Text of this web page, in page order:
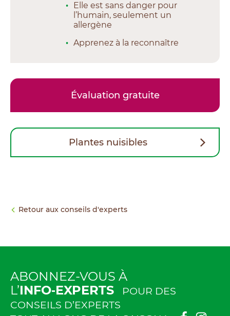
Elle est sans danger pour
l’humain, seulement un
allergène
Apprenez à la reconnaître
Évaluation gratuite
Plantes nuisibles
Retour aux conseils d'experts
ABONNEZ-VOUS À
L’INFO‑EXPERTS
POUR DES
CONSEILS D’EXPERTS